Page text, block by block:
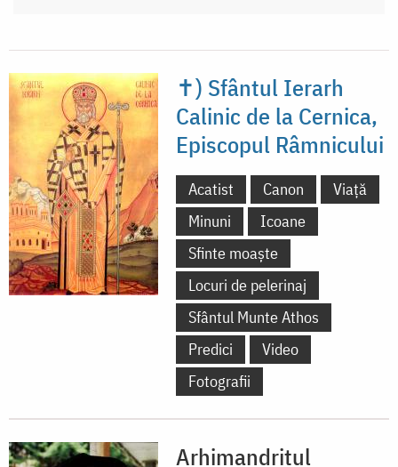
✝) Sfântul Ierarh
Calinic de la Cernica,
Episcopul Râmnicului
Acatist Canon
Viață
Minuni
Icoane
Sfinte moaște
Locuri de pelerinaj
Sfântul Munte Athos
Predici
Video
Fotografii
Arhimandritul